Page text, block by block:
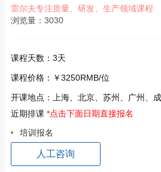
雷尔夫专注质量、研发、生产领域课程
浏览量： 3030
课程天数： 3天
课程价格： ￥3250RMB/位
开课地点：
上海、北京、苏州、广州、
近期排课 *点击下面日期直接报名
培训报名
人工咨询